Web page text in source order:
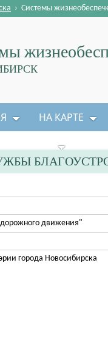
› Системы
НА КАРТЕ
движения"
города Новосибирска